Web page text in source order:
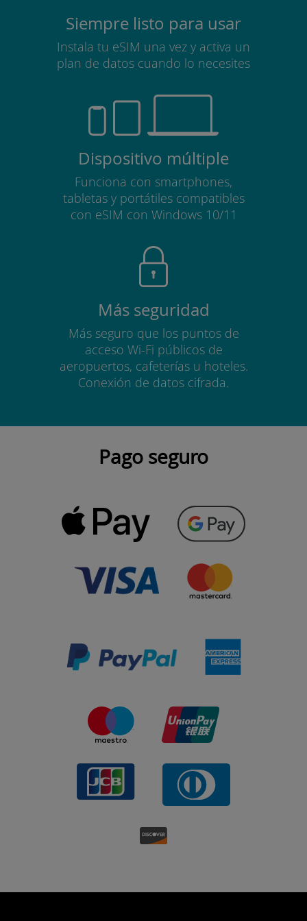
Siempre listo para usar
Instala tu eSIM una vez y activa un
plan de datos cuando lo necesites
Dispositivo múltiple
Funciona con smartphones,
tabletas y portátiles compatibles
con eSIM con Windows 10/11
Más seguridad
Más seguro que los puntos de
acceso Wi-Fi públicos de
aeropuertos, cafeterías u hoteles.
Conexión de datos cifrada.
Pago seguro